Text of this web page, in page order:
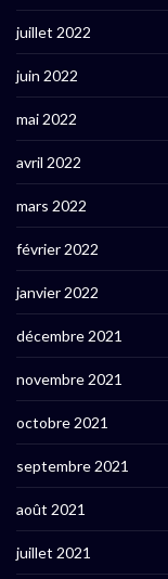
juillet 2022
juin 2022
mai 2022
avril 2022
mars 2022
février 2022
janvier 2022
décembre 2021
novembre 2021
octobre 2021
septembre 2021
août 2021
juillet 2021